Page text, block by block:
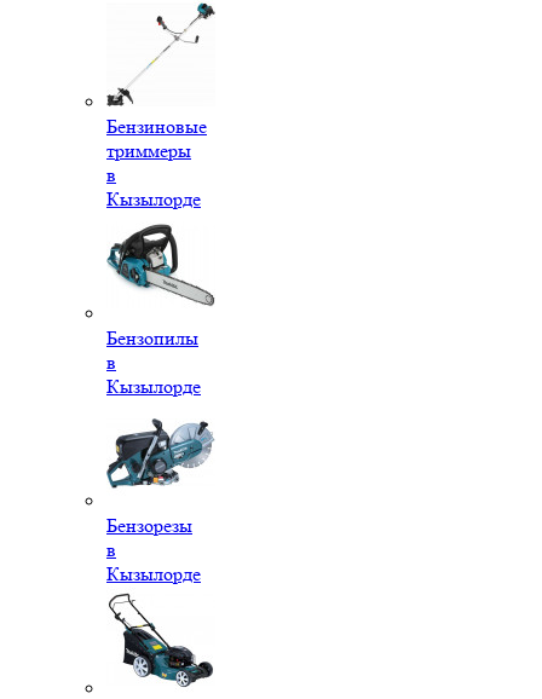
Бензиновые
триммеры
в
Кызылорде
Бензопилы
в
Кызылорде
Бензорезы
в
Кызылорде